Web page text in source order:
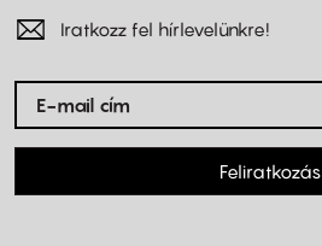
Iratkozz fel hírlevelünkre!
Feliratkozás